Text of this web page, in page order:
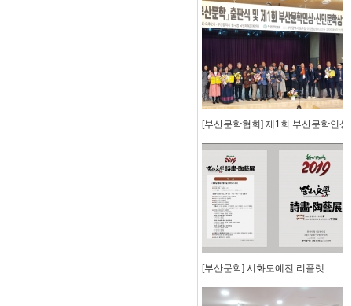
[부산문학협회] 제1회 부산문학인
[부산문학] 시화도예전 리플렛